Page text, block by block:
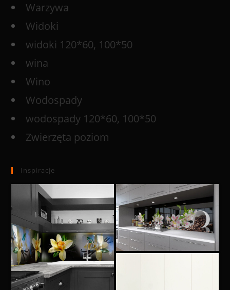
Warzywa
Widoki
widoki 120*60, 100*50
wina
Wino
Wodospady
wodospady 120*60, 100*50
Zwierzęta poziom
Inspiracje